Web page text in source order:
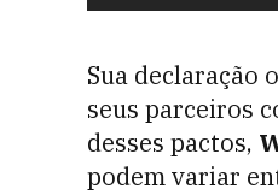
Sua declaração
seus parceiros
desses pactos,
podem variar